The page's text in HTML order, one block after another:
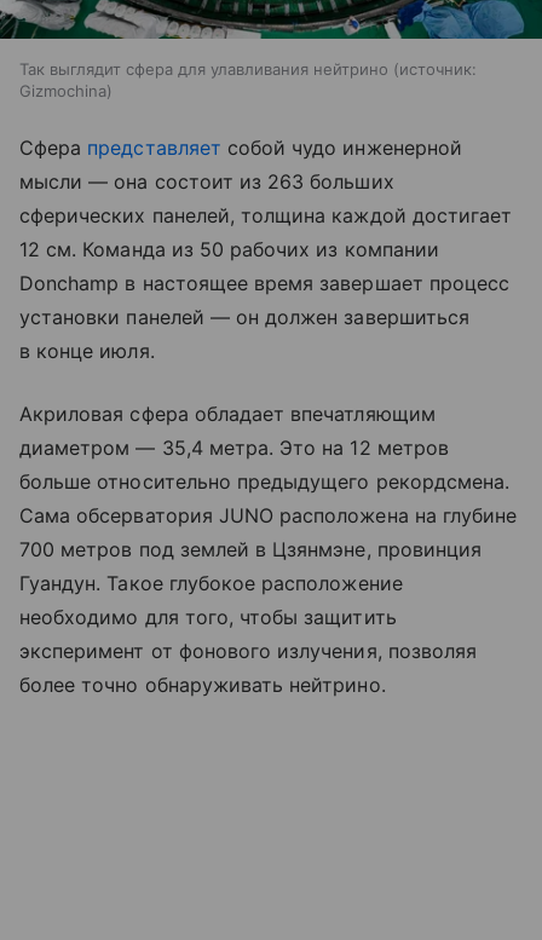
Так выглядит сфера для улавливания нейтрино
источник:
Gizmochina
Сфера представляет собой чудо инженерной
мысли — она состоит из 263 больших
сферических панелей, толщина каждой достигает
12 см. Команда из 50 рабочих из компании
Donchamp в настоящее время завершает процесс
установки панелей — он должен завершиться
в конце июля.
Акриловая сфера обладает впечатляющим
диаметром — 35,4 метра. Это на 12 метров
больше относительно предыдущего рекордсмена.
Сама обсерватория JUNO расположена на глубине
700 метров под землей в Цзянмэне, провинция
Гуандун. Такое глубокое расположение
необходимо для того, чтобы защитить
эксперимент от фонового излучения, позволяя
более точно обнаруживать нейтрино.